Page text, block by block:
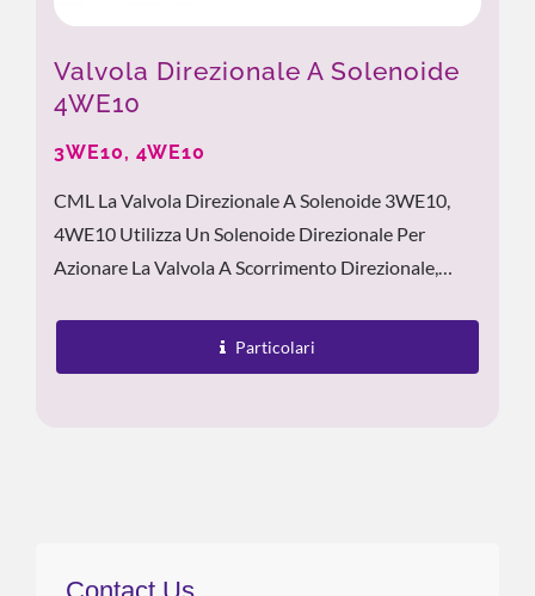
Valvola Direzionale A Solenoide
4WE10
3WE10, 4WE10
CML La Valvola Direzionale A Solenoide 3WE10,
4WE10 Utilizza Un Solenoide Direzionale Per
Azionare La Valvola A Scorrimento Direzionale,
Particolari